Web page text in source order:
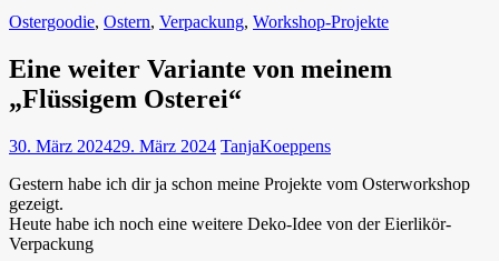
Ostergoodie, Ostern, Verpackung, Workshop-Projekte
Eine weiter Variante von meinem
„Flüssigem Osterei“
30. März 202429. März 2024 TanjaKoeppens
Gestern habe ich dir ja schon meine Projekte vom Osterworkshop
gezeigt.
Heute habe ich noch eine weitere Deko-Idee von der Eierlikör-
Verpackung